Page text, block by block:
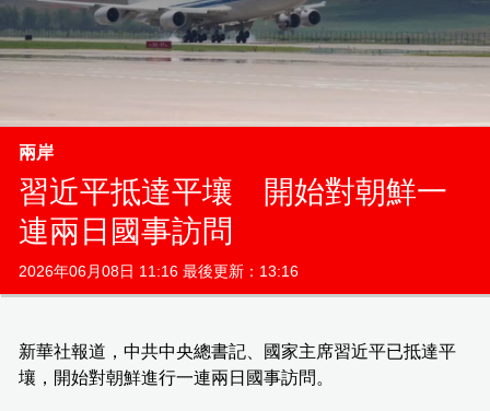
兩岸
習近平抵達平壤 開始對朝鮮一
連兩日國事訪問
2026年06月08日 11:16 最後更新：13:16
新華社報道，中共中央總書記、國家主席習近平已抵達平
壤，開始對朝鮮進行一連兩日國事訪問。